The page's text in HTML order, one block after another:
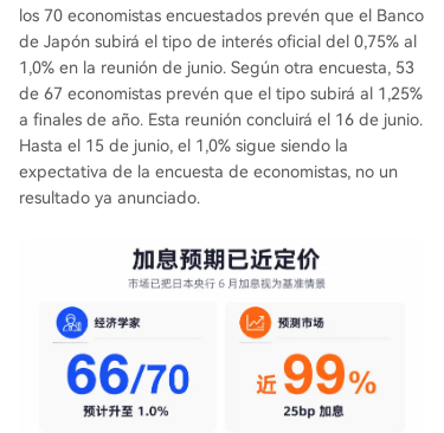
los 70 economistas encuestados prevén que el Banco
de Japón subirá el tipo de interés oficial del 0,75% al
1,0% en la reunión de junio. Según otra encuesta, 53
de 67 economistas prevén que el tipo subirá al 1,25%
a finales de año. Esta reunión concluirá el 16 de junio.
Hasta el 15 de junio, el 1,0% sigue siendo la
expectativa de la encuesta de economistas, no un
resultado ya anunciado.